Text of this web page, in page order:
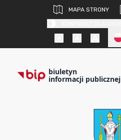
MAPA STRONY
biuletyn
informacji publicznej